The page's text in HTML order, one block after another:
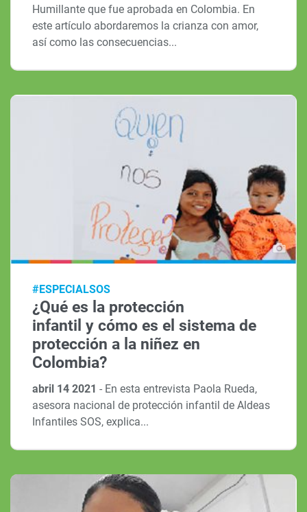
Humillante que fue aprobada en Colombia. En
este artículo abordaremos la crianza con amor,
así como las consecuencias...
#ESPECIALSOS
¿Qué es la protección
infantil y cómo es el sistema de
protección a la niñez en
Colombia?
abril 14 2021- En esta entrevista Paola Rueda,
asesora nacional de protección infantil de Aldeas
Infantiles SOS, explica...